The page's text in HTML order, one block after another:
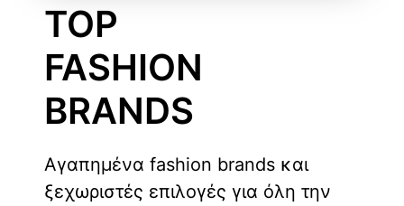
TOP
FASHION
BRANDS
Αγαπημένα fashion brands και
ξεχωριστές επιλογές για όλη την